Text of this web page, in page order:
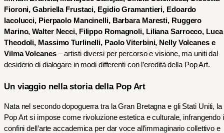
Fioroni, Gabriella Frustaci, Egidio Gramantieri, Edoardo
Iacolucci, Pierpaolo Mancinelli, Barbara Maresti, Ruggero
Marino, Walter Necci, Filippo Romagnoli, Liliana Sarrocco, Luca
Theodoli, Massimo Turlinelli, Paolo Viterbini, Nelly Volcanes e
Vilma Volcanes – artisti diversi per percorso e visione, ma uniti dal
desiderio di dialogare in modi differenti con l’eredità della Pop Art.
Un viaggio nella storia della Pop Art
Nata nel secondo dopoguerra tra la Gran Bretagna e gli Stati Uniti, la
Pop Art si impose come rivoluzione estetica e culturale, infrangendo i
confini dell’arte accademica per dar voce all’immaginario collettivo e